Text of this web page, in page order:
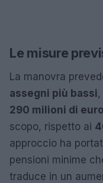
Le misure
La manovra
assegni più bassi
290 milioni di euro
scopo, rispetto ai
approccio ha
pensioni minime
traduce in un